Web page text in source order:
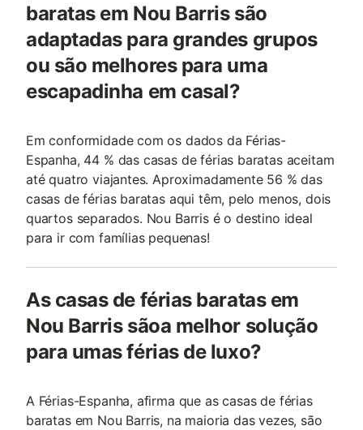
baratas em Nou Barris são
adaptadas para grandes grupos
ou são melhores para uma
escapadinha em casal?
Em conformidade com os dados da Férias-
Espanha, 44 % das casas de férias baratas aceitam
até quatro viajantes. Aproximadamente 56 % das
casas de férias baratas aqui têm, pelo menos, dois
quartos separados. Nou Barris é o destino ideal
para ir com famílias pequenas!
As casas de férias baratas em
Nou Barris sãoa melhor solução
para umas férias de luxo?
A Férias-Espanha, afirma que as casas de férias
baratas em Nou Barris, na maioria das vezes, são